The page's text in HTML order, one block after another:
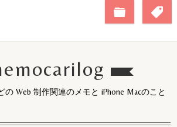
の Web 制作関連のメモと iPhone Macのこと